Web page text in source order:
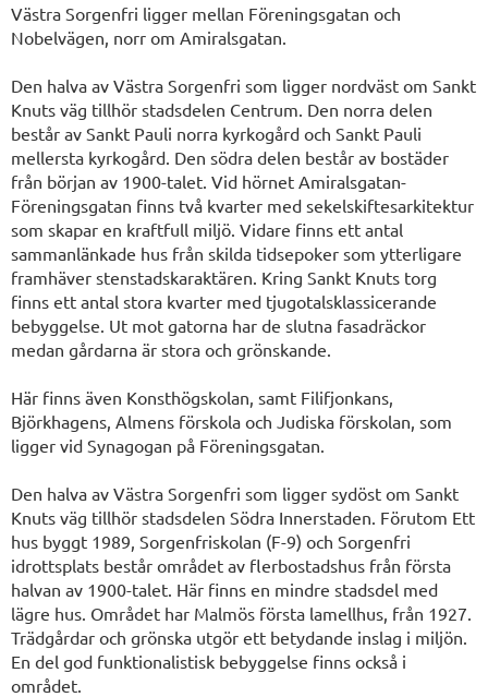
Västra Sorgenfri ligger mellan Föreningsgatan och
Nobelvägen, norr om Amiralsgatan.
Den halva av Västra Sorgenfri som ligger nordväst om Sankt
Knuts väg tillhör stadsdelen Centrum. Den norra delen
består av Sankt Pauli norra kyrkogård och Sankt Pauli
mellersta kyrkogård. Den södra delen består av bostäder
från början av 1900-talet. Vid hörnet Amiralsgatan-
Föreningsgatan finns två kvarter med sekelskiftesarkitektur
som skapar en kraftfull miljö. Vidare finns ett antal
sammanlänkade hus från skilda tidsepoker som ytterligare
framhäver stenstadskaraktären. Kring Sankt Knuts torg
finns ett antal stora kvarter med tjugotalsklassicerande
bebyggelse. Ut mot gatorna har de slutna fasadräckor
medan gårdarna är stora och grönskande.
Här finns även Konsthögskolan, samt Filifjonkans,
Björkhagens, Almens förskola och Judiska förskolan, som
ligger vid Synagogan på Föreningsgatan.
Den halva av Västra Sorgenfri som ligger sydöst om Sankt
Knuts väg tillhör stadsdelen Södra Innerstaden. Förutom Ett
hus byggt 1989, Sorgenfriskolan (F-9) och Sorgenfri
idrottsplats består området av flerbostadshus från första
halvan av 1900-talet. Här finns en mindre stadsdel med
lägre hus. Området har Malmös första lamellhus, från 1927.
Trädgårdar och grönska utgör ett betydande inslag i miljön.
En del god funktionalistisk bebyggelse finns också i
området.